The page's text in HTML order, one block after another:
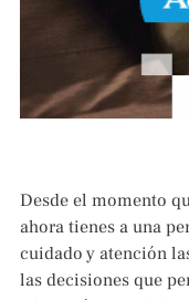
Desde el momento
ahora tienes a una
cuidado y atención
las decisiones que